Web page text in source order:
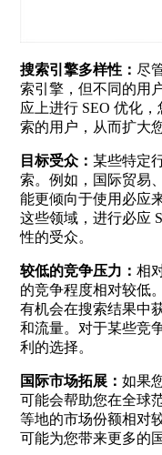
搜索引擎多样性： 尽
索引擎，但不同的用
应上进行 SEO 优化
索的用户，从而扩大
目标受众： 某些特定
索。例如，国际贸易
能更倾向于使用必应
这些领域，进行必应
性的受众。
较低的竞争压力： 相
的竞争程度相对较低
有机会在搜索结果中
和流量。对于某些竞
利的选择。
国际市场拓展： 如果
可能会帮助您在全球
等地的市场份额相对
可能为您带来更多的